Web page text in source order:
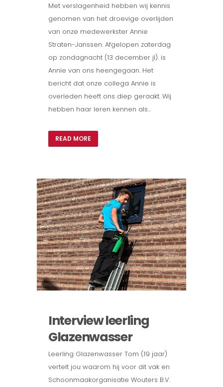
Met verslagenheid hebben wij kennis
genomen van het droevige overlijden
van onze medewerkster Annie
Straten-Janssen. Afgelopen zaterdag
op zondagnacht (13 december jl). is
Annie van ons heengegaan. Het
bericht dat onze collega Annie is
overleden heeft ons diep geraakt. Wij
hebben haar leren kennen als...
READ MORE
Interview leerling
Glazenwasser
Leerling Glazenwasser Tom (19 jaar)
vertelt jou waarom hij voor dit vak en
Schoonmaakorganisatie Wouters B.V.